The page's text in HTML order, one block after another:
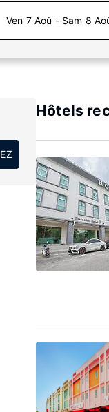
Ven 7 Aoû - Sam 8
Hôtels